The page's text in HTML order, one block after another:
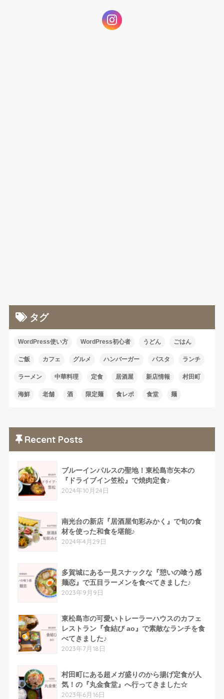
タグ
WordPress使い方 WordPress初心者 うどん ごはん
ご飯 カフェ グルメ ハンバーガー パスタ ランチ
ラーメン 中華料理 定食 居酒屋 新店情報 村田町
海鮮 老舗 酒 限定麺 食レポ 食堂 麺
Recent Posts
ブルーインパルスの聖地！東松島市矢本の
『ドライブイン笠松』で焼肉定食♪
2024年10月24日
南光台の新店『居酒屋旬彩みかく』で旬の食
材を使った和食を堪能♪
2024年4月29日
多賀城にある一見スナックな『憩いの喰う感
麺恋』で五目ラーメンを食べてきました♪
2023年9月9日
東松島市の可愛いトレーラーハウスのカフェ
レストラン『食結び ao』で素敵なランチを食
べてきました♪
2023年7月18日
村田町にある超メガ盛りのから揚げ定食が人
気！の『丸金食堂』へ行ってきました☆
2023年6月16日